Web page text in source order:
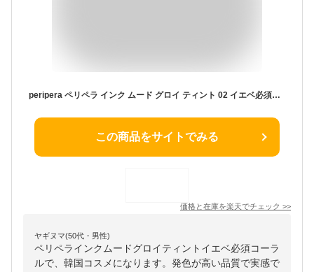
peripera ペリペラ インク ムード グロイ ティント 02 イエベ必須コーラル 127570 DOOWON 韓国 韓国コスメ 発色 ティントリップ 血色感 唇 縦ジワ ツヤ 長持ち プチプラ メイク
この商品をサイトでみる
価格と在庫を楽天でチェック >>
ヤギヌマ(50代・男性)
ペリペラインクムードグロイティントイエベ必須コーラ
ルで、韓国コスメになります。発色が高い品質で実感で